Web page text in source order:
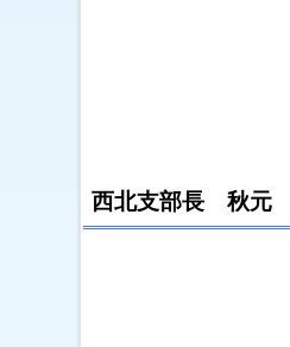
西北支部長 秋元